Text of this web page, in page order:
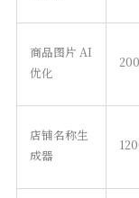
商品图片 AI
优化
店铺名称生
成器